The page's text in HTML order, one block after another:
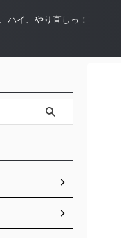
ハイ、やり直しっ！